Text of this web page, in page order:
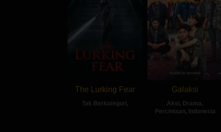
The Lurking Fear
Tak Berkategori ,
Galaksi
Aksi , Drama,
Percintaan, Indonesia